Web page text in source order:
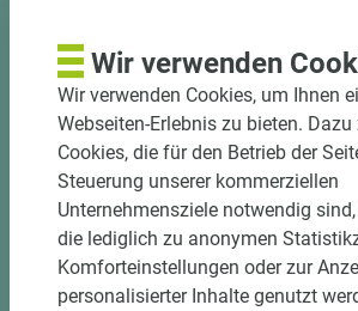
Bekantungsfähiger
und winkelgenau
Hohe und präzise Leistung durch
halbautomatische Beschickung
Einzelteiletikettierung auf
Materialschonende und
Verpackung der Fixmaße
Jetzt Zuschnitt
Wir verwenden
Wir verwenden Cookies, um Ihnen
Webseiten-Erlebnis zu bieten. Dazu
Cookies, die für den Betrieb der
Steuerung unserer kommerziellen
Unternehmensziele notwendig
die lediglich zu anonymen
Komforteinstellungen oder zur
personalisierter Inhalte genutzt